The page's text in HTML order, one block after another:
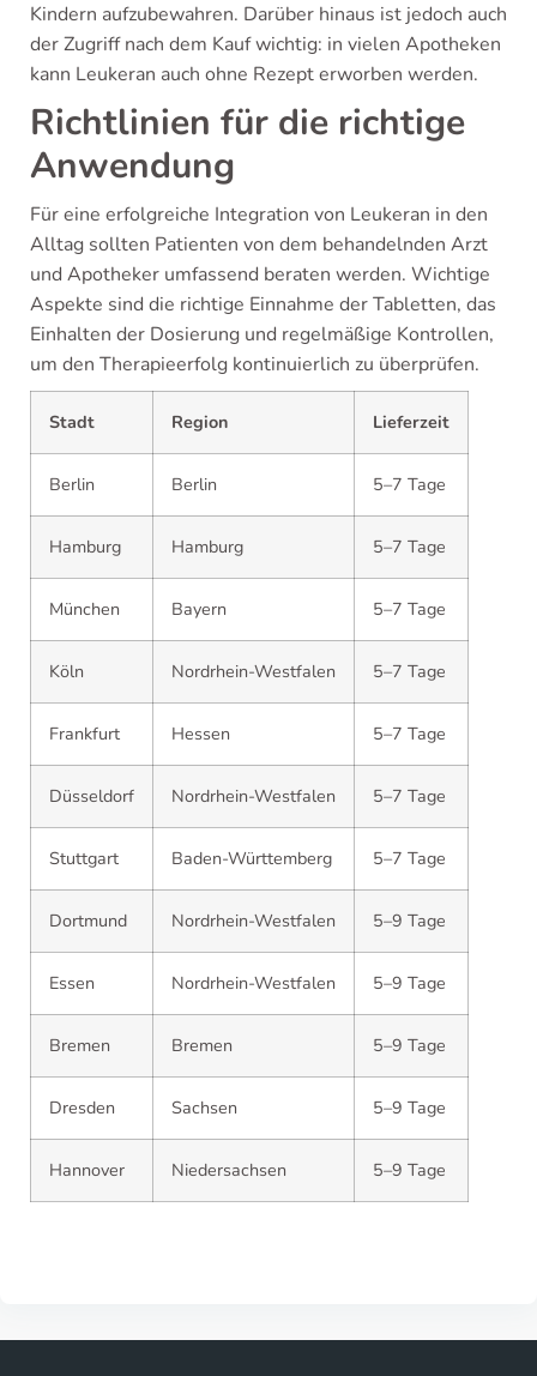
Kindern aufzubewahren. Darüber hinaus ist jedoch auch
der Zugriff nach dem Kauf wichtig: in vielen Apotheken
kann Leukeran auch ohne Rezept erworben werden.
Richtlinien für die richtige
Anwendung
Für eine erfolgreiche Integration von Leukeran in den
Alltag sollten Patienten von dem behandelnden Arzt
und Apotheker umfassend beraten werden. Wichtige
Aspekte sind die richtige Einnahme der Tabletten, das
Einhalten der Dosierung und regelmäßige Kontrollen,
um den Therapieerfolg kontinuierlich zu überprüfen.
Stadt Region Lieferzeit
Berlin Berlin 5–7 Tage
Hamburg Hamburg 5–7 Tage
München Bayern 5–7 Tage
Köln Nordrhein-Westfalen 5–7 Tage
Frankfurt Hessen 5–7 Tage
Düsseldorf Nordrhein-Westfalen 5–7 Tage
Stuttgart Baden-Württemberg 5–7 Tage
Dortmund Nordrhein-Westfalen 5–9 Tage
Essen Nordrhein-Westfalen 5–9 Tage
Bremen Bremen 5–9 Tage
Dresden Sachsen 5–9 Tage
Hannover Niedersachsen 5–9 Tage